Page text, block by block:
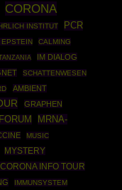
CORONA
INSTITUT
PCR
EPSTEIN CALMING
IM DIALOG
SCHATTENWESEN
AMBIENT
GRAPHEN
MRNA-
MUSIC
MYSTERY
CORONA INFO TOUR
IMMUNSYSTEM